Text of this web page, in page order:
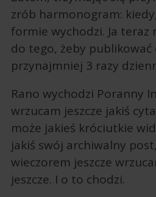
zrób harmonogram:
formie wychodzi. Ja teraz
do tego, żeby publikować
przynajmniej 3 razy
Rano wychodzi Poranny
wrzucam jeszcze jakiś
może jakieś króciutkie
jakiś swój archiwalny
wieczorem jeszcze
jeszcze. I o to chodzi.